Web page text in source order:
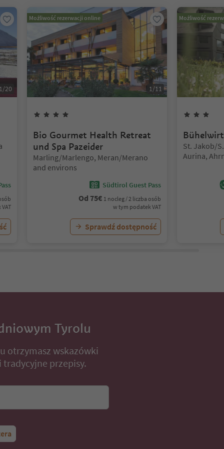
1/20
Możliwość rezerwacji online
1/11
Bio Gourmet Health Retreat
und Spa Pazeider
Lokalizacja:
Marling/Marlengo, Meran/Merano
and environs
Südtirol Guest Pass
Od 75€ 1 nocleg / 2 liczba osób
w tym podatek VAT
Sprawdź dostępność
Możliwość
Lokalizacja:
St. Jakob/
Aurina,
Tyrolu
otrzymasz wskazówki
przepisy.